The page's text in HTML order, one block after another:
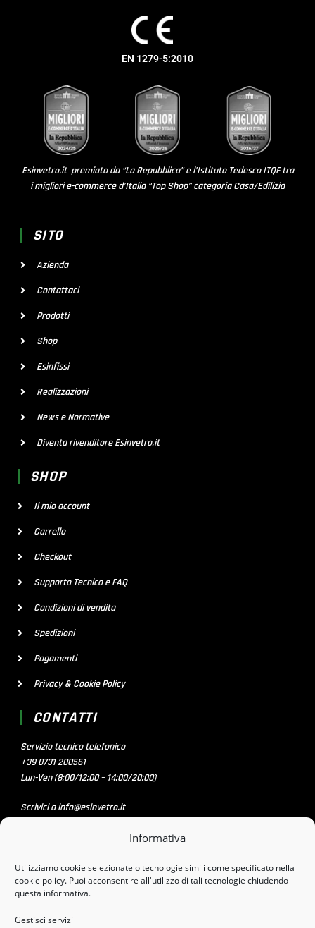
Informativa
Utilizziamo cookie selezionate o tecnologie simili come specificato nella
cookie policy. Puoi acconsentire all'utilizzo di tali tecnologie chiudendo
questa informativa.
Gestisci servizi
EN 1279-5:2010
Esinvetro.it premiato da “La Repubblica” e l’Istituto Tedesco ITQF tra
i migliori e-commerce d’Italia “Top Shop” categoria Casa/Edilizia
SITO
Azienda
Contattaci
Prodotti
Shop
Esinfissi
Realizzazioni
News e Normative
Diventa rivenditore Esinvetro.it
SHOP
Il mio account
Carrello
Checkout
Supporto Tecnico e FAQ
Condizioni di vendita
Spedizioni
Pagamenti
Privacy & Cookie Policy
CONTATTI
Servizio tecnico telefonico
+39 0731 200561
Lun-Ven (8:00/12:00 – 14:00/20:00)
Scrivici a info@esinvetro.it
PAGAMENTI SICURI CON